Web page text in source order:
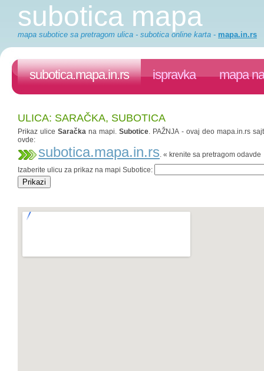
subotica mapa
mapa subotice sa pretragom ulica - subotica online karta - mapa.in.rs
subotica.mapa.in.rs ispravka mapa
ULICA: SARAČKA, SUBOTICA
Prikaz uliceSaračka na mapi.Subotice. PAŽNJA - ovaj deo mapa.in.rs
ovde:
subotica.mapa.in.rs. « krenite sa pretragom odavde
Izaberite ulicu za prikaz na mapi Subotice: